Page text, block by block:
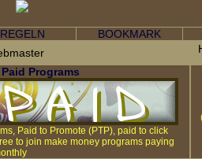
REGELN BOOKMARK
Programs
Paid to Promote (PTP), paid to click
to join make money programs paying